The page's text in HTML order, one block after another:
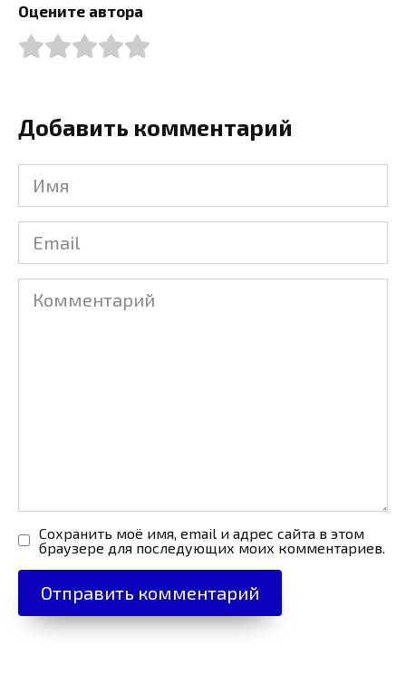
Оцените автора
Добавить комментарий
Имя
Email
Комментарий
Сохранить моё имя, email и адрес сайта в этом
браузере для последующих моих комментариев.